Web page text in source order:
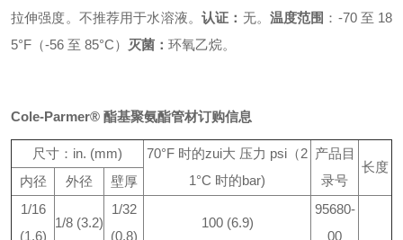
拉伸强度。不推荐用于水溶液。认证： 无。 温度范围 ：-70 至 18
5°F（-56 至 85°C）
灭菌： 环氧乙烷。
Cole-Parmer® 酯基聚氨酯管材订购信息
尺寸：in. (mm) 70°F 时的zui大 压力 psi （2
1°C 时的bar)
产品目
录号
长度
内径
外径
壁厚
1/16
(1.6)
1/8 (3.2)
1/32
(0.8)
100 (6.9)
95680-
00